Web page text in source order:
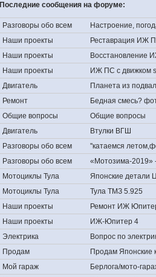
Последние сообщения на форуме:
Разговоры обо всем Настроение,
Наши проекты Реставрация ИЖ
Наши проекты Восстановление
Наши проекты ИЖ ПС с движком
Двигатель Планета из
Ремонт Бедная смесь?
Общие вопросы Общие вопросы
Двигатель Втулки ВГШ
Разговоры обо всем ''катаемся
Разговоры обо всем «Мотозима-2019»
Мотоциклы Тула Японские детали
Мотоциклы Тула Тула ТМЗ 5.925
Наши проекты Ремонт ИЖ
Наши проекты ИЖ-Юпитер 4
Электрика Вопрос по
Продам Продам Японские
Мой гараж Берлога/мото-